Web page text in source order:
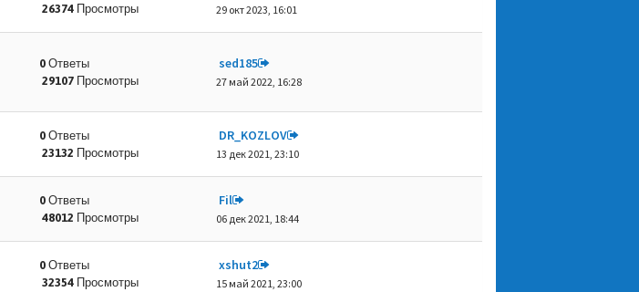
26374 Просмотры
29 окт 2023, 16:01
0 Ответы
29107 Просмотры
sed185
27 май 2022, 16:28
0 Ответы
23132 Просмотры
DR_KOZLOV
13 дек 2021, 23:10
0 Ответы
48012 Просмотры
Fil
06 дек 2021, 18:44
0 Ответы
32354 Просмотры
xshut2
15 май 2021, 23:00